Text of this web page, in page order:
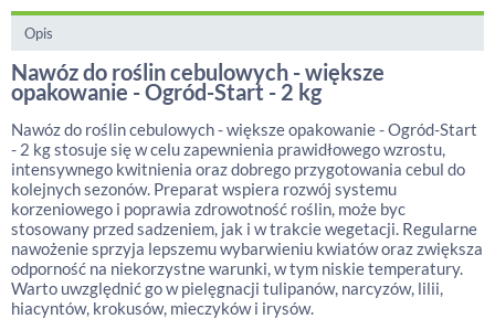
Opis
Nawóz do roślin cebulowych - większe
opakowanie - Ogród-Start - 2 kg
Nawóz do roślin cebulowych - większe opakowanie - Ogród-Start
- 2 kg stosuje się w celu zapewnienia prawidłowego wzrostu,
intensywnego kwitnienia oraz dobrego przygotowania cebul do
kolejnych sezonów. Preparat wspiera rozwój systemu
korzeniowego i poprawia zdrowotność roślin, może byc
stosowany przed sadzeniem, jak i w trakcie wegetacji. Regularne
nawożenie sprzyja lepszemu wybarwieniu kwiatów oraz zwiększa
odporność na niekorzystne warunki, w tym niskie temperatury.
Warto uwzględnić go w pielęgnacji tulipanów, narcyzów, lilii,
hiacyntów, krokusów, mieczyków i irysów.